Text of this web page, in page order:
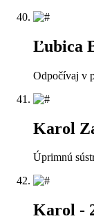
Ľubica
Odpočívaj v
Karol
Úprimnú
Karol -